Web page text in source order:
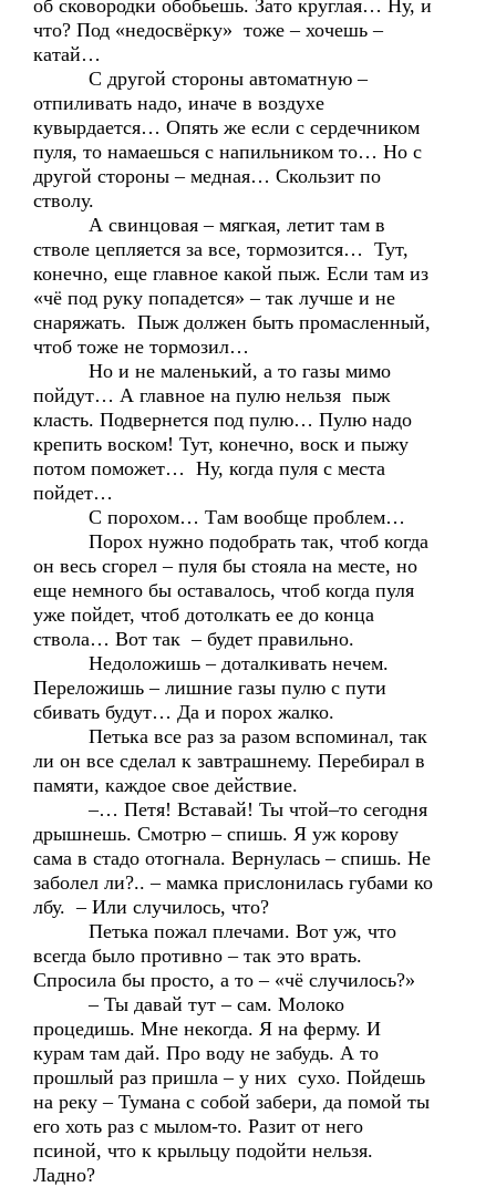
об сковородки обобьешь. Зато круглая… Ну, и
что? Под «недосвёрку» тоже – хочешь –
катай…
С другой стороны автоматную –
отпиливать надо, иначе в воздухе
кувырдается… Опять же если с сердечником
пуля, то намаешься с напильником то… Но с
другой стороны – медная… Скользит по
стволу.
А свинцовая – мягкая, летит там в
стволе цепляется за все, тормозится… Тут,
конечно, еще главное какой пыж. Если там из
«чё под руку попадется» – так лучше и не
снаряжать. Пыж должен быть промасленный,
чтоб тоже не тормозил…
Но и не маленький, а то газы мимо
пойдут… А главное на пулю нельзя пыж
класть. Подвернется под пулю… Пулю надо
крепить воском! Тут, конечно, воск и пыжу
потом поможет… Ну, когда пуля с места
пойдет…
С порохом… Там вообще проблем…
Порох нужно подобрать так, чтоб когда
он весь сгорел – пуля бы стояла на месте, но
еще немного бы оставалось, чтоб когда пуля
уже пойдет, чтоб дотолкать ее до конца
ствола… Вот так – будет правильно.
Недоложишь – доталкивать нечем.
Переложишь – лишние газы пулю с пути
сбивать будут… Да и порох жалко.
Петька все раз за разом вспоминал, так
ли он все сделал к завтрашнему. Перебирал в
памяти, каждое свое действие.
–… Петя! Вставай! Ты чтой–то сегодня
дрышнешь. Смотрю – спишь. Я уж корову
сама в стадо отогнала. Вернулась – спишь. Не
заболел ли?.. – мамка прислонилась губами ко
лбу. – Или случилось, что?
Петька пожал плечами. Вот уж, что
всегда было противно – так это врать.
Спросила бы просто, а то – «чё случилось?»
– Ты давай тут – сам. Молоко
процедишь. Мне некогда. Я на ферму. И
курам там дай. Про воду не забудь. А то
прошлый раз пришла – у них сухо. Пойдешь
на реку – Тумана с собой забери, да помой ты
его хоть раз с мылом-то. Разит от него
псиной, что к крыльцу подойти нельзя.
Ладно?